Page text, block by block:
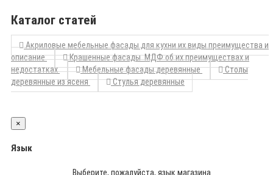
Каталог статей
Акриловые мебельные фасады для кухни их виды преимущества и
описание
Крашенные фасады МДФ об их преимуществах и
недостатках
Мебельные фасады деревянные
Столы
деревянные из ясеня
Стулья деревянные
×
Язык
Выберите, пожалуйста, язык магазина